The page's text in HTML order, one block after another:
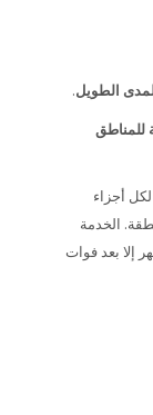
الطويل.
للمناطق
أجزاء
الخدمة
إلا بعد فوات